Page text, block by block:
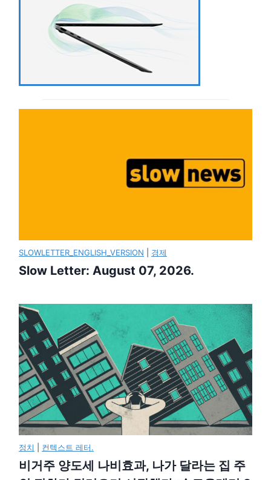
SLOWLETTER_ENGLISH_VERSION 경제
Slow Letter: August 07, 2026.
정치 컨텍스트 레터.
비거주 양도세 나비효과, 나가 달라는 집 주